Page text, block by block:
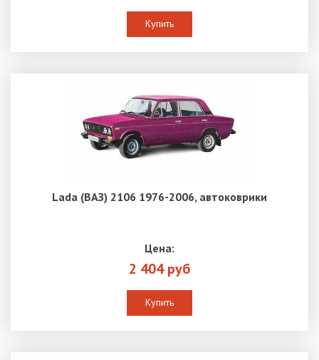
Купить
Lada (ВАЗ) 2106 1976-2006, автоковрики
Цена:
2 404 руб
Купить